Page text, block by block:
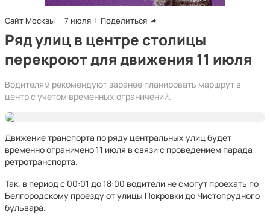
Сайт Москвы 7 июля Поделиться
Ряд улиц в центре столицы
перекроют для движения 11 июля
Водителям рекомендуют заранее планировать маршрут в
центр с учетом временных ограничений.
Движение транспорта по ряду центральных улиц будет
временно ограничено 11 июля в связи с проведением парада
ретротранспорта.
Так, в период с 00:01 до 18:00 водители не смогут проехать по
Белгородскому проезду от улицы Покровки до Чистопрудного
бульвара.